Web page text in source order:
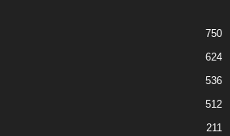
750
624
536
512
211